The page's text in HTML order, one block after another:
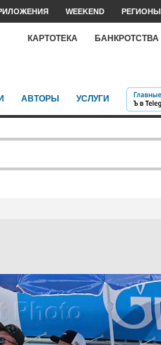
WEEKEND РЕГИОНЫ
КАРТОТЕКА БАНКРОТСТВА
АВТОРЫ УСЛУГИ